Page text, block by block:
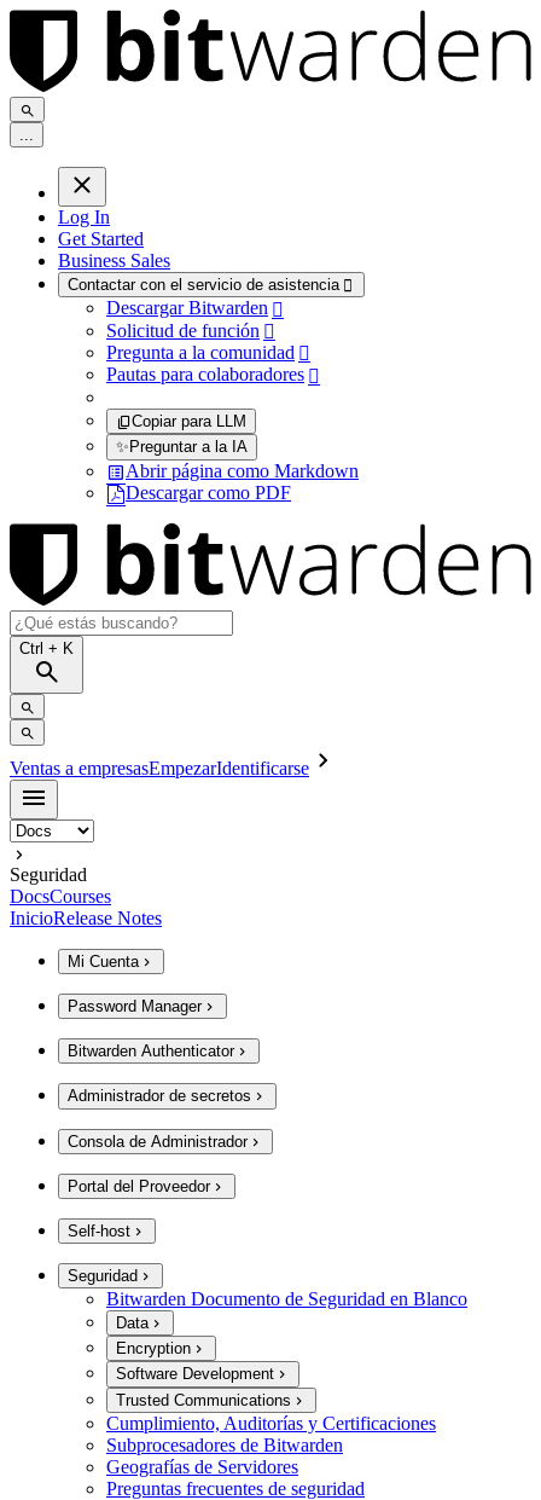
...
Log In
Get Started
Business Sales
Contactar con el servicio de asistencia 
Descargar Bitwarden 
Solicitud de función 
Pregunta a la comunidad 
Pautas para colaboradores 
Copiar para LLM
✨Preguntar a la IA
Abrir página como Markdown
Descargar como PDF
Ctrl + K
Ventas a empresasEmpezarIdentificarse
Seguridad
DocsCourses
InicioRelease Notes
Mi Cuenta
Password Manager
Bitwarden Authenticator
Administrador de secretos
Consola de Administrador
Portal del Proveedor
Self-host
Seguridad
Bitwarden Documento de Seguridad en Blanco
Data
Encryption
Software Development
Trusted Communications
Cumplimiento, Auditorías y Certificaciones
Subprocesadores de Bitwarden
Geografías de Servidores
Preguntas frecuentes de seguridad